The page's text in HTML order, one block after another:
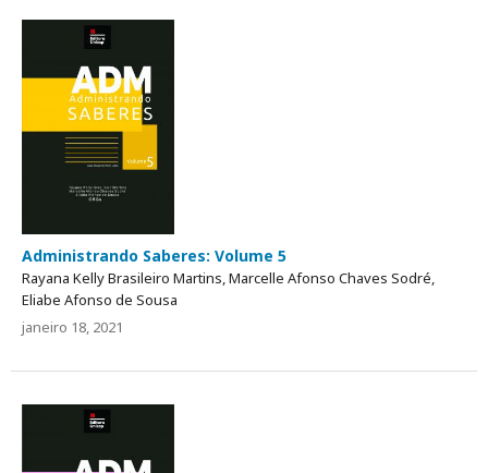
Administrando Saberes: Volume 5
Rayana Kelly Brasileiro Martins, Marcelle Afonso Chaves Sodré,
Eliabe Afonso de Sousa
janeiro 18, 2021